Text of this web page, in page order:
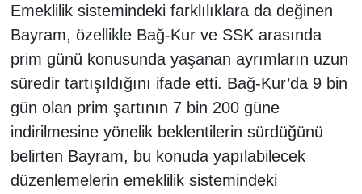
Emeklilik sistemindeki farklılıklara da değinen
Bayram, özellikle Bağ-Kur ve SSK arasında
prim günü konusunda yaşanan ayrımların uzun
süredir tartışıldığını ifade etti. Bağ-Kur’da 9 bin
gün olan prim şartının 7 bin 200 güne
indirilmesine yönelik beklentilerin sürdüğünü
belirten Bayram, bu konuda yapılabilecek
düzenlemelerin emeklilik sistemindeki